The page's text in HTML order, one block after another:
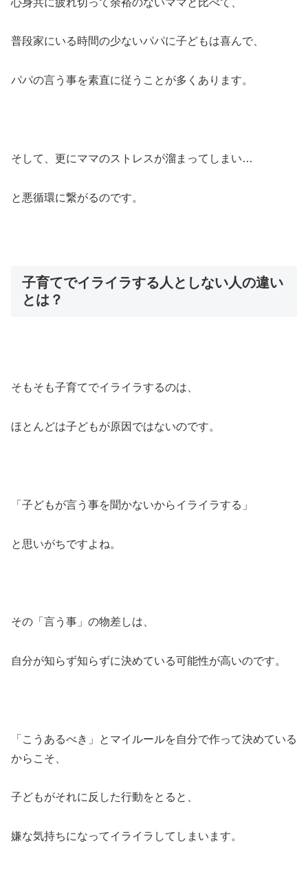
普段家にいる時間の少ないパパに子どもは喜んで、
パパの言う事を素直に従うことが多くあります。
そして、更にママのストレスが溜まってしまい…
と悪循環に繋がるのです。
子育てでイライラする人としない人の違い
とは？
そもそも子育てでイライラするのは、
ほとんどは子どもが原因ではないのです。
「子どもが言う事を聞かないからイライラする」
と思いがちですよね。
その「言う事」の物差しは、
自分が知らず知らずに決めている可能性が高いのです。
「こうあるべき」とマイルールを自分で作って決めている
からこそ、
子どもがそれに反した行動をとると、
嫌な気持ちになってイライラしてしまいます。